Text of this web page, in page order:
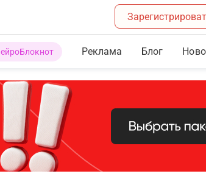
Реклама Блог